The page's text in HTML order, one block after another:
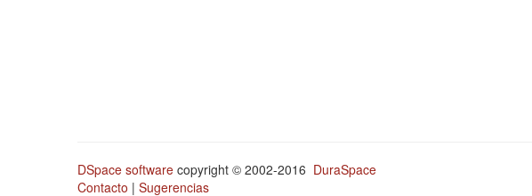
DSpace software copyright © 2002-2016 DuraSpace
Contacto | Sugerencias